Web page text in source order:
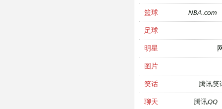
篮球 NBA.com
足球
明星
图片
笑话 腾讯笑
聊天 腾讯QQ